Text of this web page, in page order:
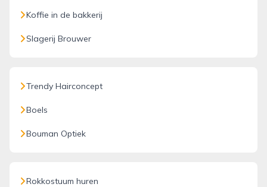
Koffie in de bakkerij
Slagerij Brouwer
Trendy Hairconcept
Boels
Bouman Optiek
Rokkostuum huren